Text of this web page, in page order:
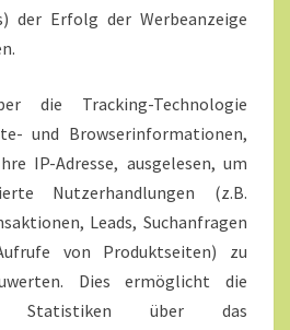
der Erfolg der Werbeanzeige
die Tracking-Technologie
und Browserinformationen,
IP-Adresse, ausgelesen, um
Nutzerhandlungen (z.B.
Leads, Suchanfragen
von Produktseiten) zu
Dies ermöglicht die
Statistiken über das